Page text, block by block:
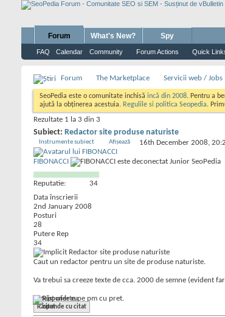
Forum
FAQ Calendar Community Forum Actions Quick
What's New? Spy
Forum The Marketplace Servicii web / Jobs
SeoPedia este o comunitate inchisă incă din 2008. Pentru a
ajută la obținerea acestuia. Regulile si politica Seopedia.
Rezultate 1 la 3 din 3
Subiect: Redactor site produse naturiste
Instrumente subiect Afișează 16th December 2008,
FIBONACCI Junior SeoPedia
Reputatie:
34
Data înscrierii
2nd January 2008
Posturi
28
Putere Rep
34
Redactor site produse naturiste
Caut un redactor pentru un site de produse naturiste.
Va trebui sa creeze texte de cca. 2000 de semne (evident
Astept oferte pe pm cu pret.
Răspunde cu citat